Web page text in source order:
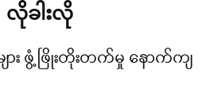
လိုခါးလို
ား ဖွံ့ဖြိုးတိုးတက်မှု နောက်ကျ